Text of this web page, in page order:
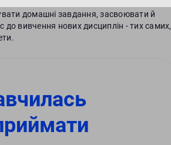
домашні завдання, засвоювати й
до вивчення нових дисциплін - тих самих,